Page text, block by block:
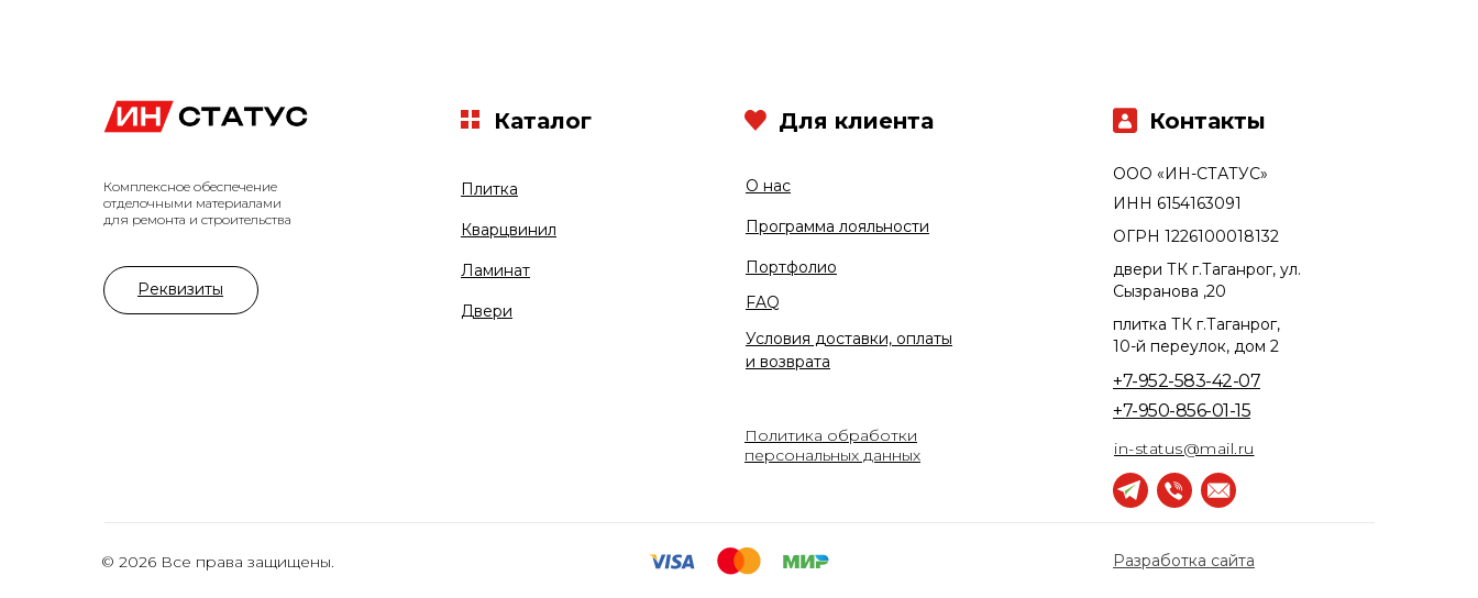
© 2026 Все права защищены.
Политика обработки
персональных данных
Комплексное обеспечение
отделочными материалами
для ремонта и строительства
Плитка
Кварцвинил
+7-950-856-01-15
+7-952-583-42-07
О нас
Ламинат
Программа лояльности
Двери
Портфолио
ООО «ИН-СТАТУС»
плитка ТК г.Таганрог,
10-й переулок, дом 2
двери ТК г.Таганрог, ул.
Сызранова ,20
ОГРН 1226100018132
ИНН 6154163091
Разработка сайта
Условия доставки, оплаты
и возврата
FAQ
Каталог
in-status@mail.ru
Контакты
Для клиента
Реквизиты